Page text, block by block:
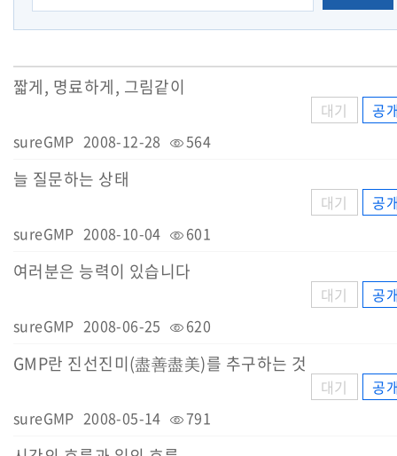
짧게, 명료하게, 그림같이
대기
공
sureGMP 2008-12-28 564
늘 질문하는 상태
대기
공
sureGMP 2008-10-04 601
여러분은 능력이 있습니다
대기
공
sureGMP 2008-06-25 620
GMP란 진선진미(盡善盡美)를 추구하는 것
대기
공
sureGMP 2008-05-14 791